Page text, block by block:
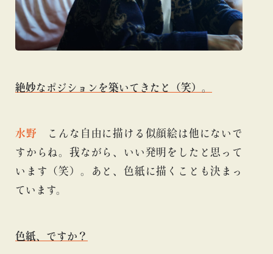
絶妙なポジションを築いてきたと（笑）。
水野
こんな自由に描ける似顔絵は他にないで
すからね。我ながら、いい発明をしたと思って
います（笑）。あと、色紙に描くことも決まっ
ています。
色紙、ですか？